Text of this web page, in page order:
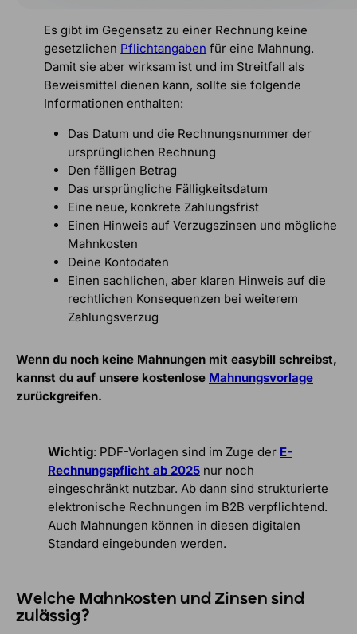
Es gibt im Gegensatz zu einer Rechnung keine
gesetzlichen Pflichtangaben für eine Mahnung.
Damit sie aber wirksam ist und im Streitfall als
Beweismittel dienen kann, sollte sie folgende
Informationen enthalten:
Das Datum und die Rechnungsnummer der
ursprünglichen Rechnung
Den fälligen Betrag
Das ursprüngliche Fälligkeitsdatum
Eine neue, konkrete Zahlungsfrist
Einen Hinweis auf Verzugszinsen und mögliche
Mahnkosten
Deine Kontodaten
Einen sachlichen, aber klaren Hinweis auf die
rechtlichen Konsequenzen bei weiterem
Zahlungsverzug
Wenn du noch keine Mahnungen mit easybill schreibst,
kannst du auf unsere kostenlose Mahnungsvorlage
zurückgreifen.
Wichtig: PDF-Vorlagen sind im Zuge der E-
Rechnungspflicht ab 2025 nur noch
eingeschränkt nutzbar. Ab dann sind strukturierte
elektronische Rechnungen im B2B verpflichtend.
Auch Mahnungen können in diesen digitalen
Standard eingebunden werden.
Welche Mahnkosten und Zinsen sind
zulässig?